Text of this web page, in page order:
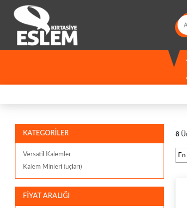
KATEGORİLER
Versatil Kalemler
Kalem Minleri (uçları)
FİYAT ARALIĞI
8